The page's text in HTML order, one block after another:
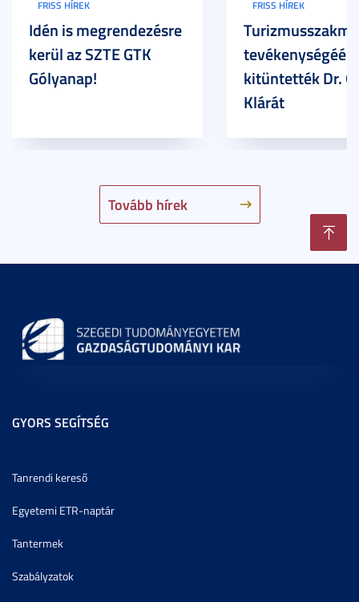
Tovább hírek
FRISS HÍREK
Idén is megrendezésre
kerül az SZTE GTK
Gólyanap!
FRISS HÍREK
tevékenységéért
kitüntették Dr.
Klárát
GYORS SEGÍTSÉG
Tanrendi kereső
Egyetemi ETR-naptár
Tantermek
Szabályzatok